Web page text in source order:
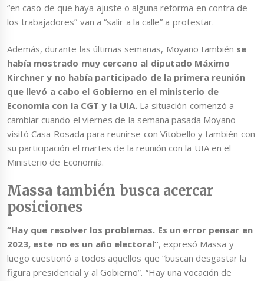
“en caso de que haya ajuste o alguna reforma en contra de
los trabajadores” van a “salir a la calle” a protestar.
Además, durante las últimas semanas, Moyano también se
había mostrado muy cercano al diputado Máximo
Kirchner y no había participado de la primera reunión
que llevó a cabo el Gobierno en el ministerio de
Economía con la CGT y la UIA. La situación comenzó a
cambiar cuando el viernes de la semana pasada Moyano
visitó Casa Rosada para reunirse con Vitobello y también con
su participación el martes de la reunión con la UIA en el
Ministerio de Economía.
Massa también busca acercar
posiciones
“Hay que resolver los problemas. Es un error pensar en
2023, este no es un año electoral”, expresó Massa y
luego cuestionó a todos aquellos que “buscan desgastar la
figura presidencial y al Gobierno”. “Hay una vocación de